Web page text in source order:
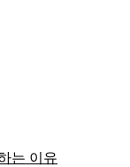
는 이유